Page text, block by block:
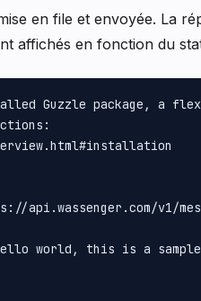
en file et envoyée. La
affichés en fonction du
Guzzle package, a
api.wassenger.com/v1/
world, this is a